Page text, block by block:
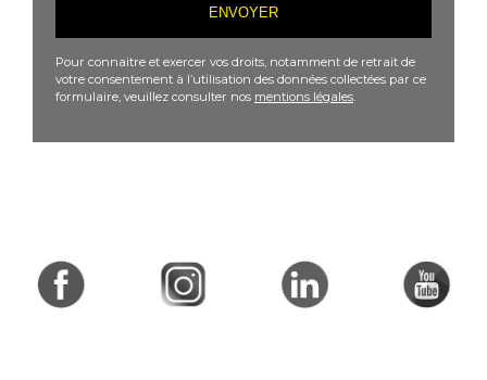
Pour connaitre et exercer vos droits, notamment de retrait de
votre consentement à l’utilisation des données collectées par ce
formulaire, veuillez consulter nos mentions légales